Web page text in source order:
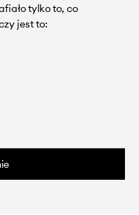
tylko to, co
jest to: